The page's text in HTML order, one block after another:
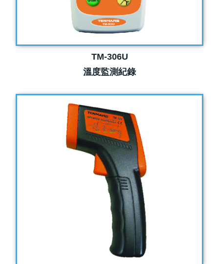
TM-306U
溫度監測紀錄